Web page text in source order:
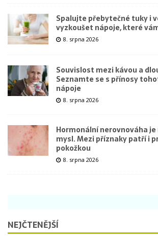
Spalujte přebytečné tuky i
vyzkoušet nápoje, které
8. srpna 2026
Souvislost mezi kávou a
Seznamte se s přínosy
nápoje
8. srpna 2026
Hormonální nerovnováha
mysl. Mezi příznaky patří i
pokožkou
8. srpna 2026
NEJČTENĚJŠÍ